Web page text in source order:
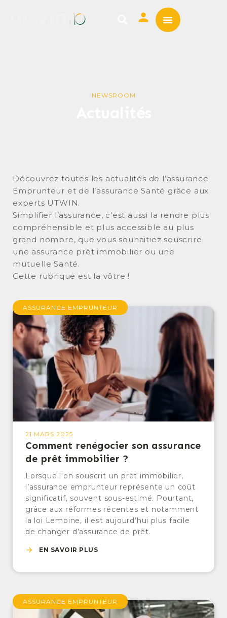
NEWSROOM
Découvrez toutes les actualités de l’assurance
Emprunteur et de l’assurance Santé grâce aux
experts UTWIN.
Simplifier l’assurance, c’est aussi la rendre plus
compréhensible et plus accessible au plus
grand nombre, que vous souhaitiez souscrire
une assurance prêt immobilier ou une
mutuelle Santé.
Cette rubrique est la vôtre !
COMMENT RENÉGOCIER SON ASSURANCE DE
PRÊT IMMOBILIER ?
ASSURANCE EMPRUNTEUR
21 MARS 2025
Comment renégocier son assurance
de prêt immobilier ?
Lorsque l'on souscrit un prêt immobilier,
l’assurance emprunteur représente un coût
significatif, souvent sous-estimé. Pourtant,
grâce aux réformes récentes et notamment
la loi Lemoine, il est aujourd’hui plus facile
de changer d’assurance de prêt.
EN SAVOIR PLUS
ARTISANS : QUELS SONT LES CRITÈRES
ASSURANCE EMPRUNTEUR